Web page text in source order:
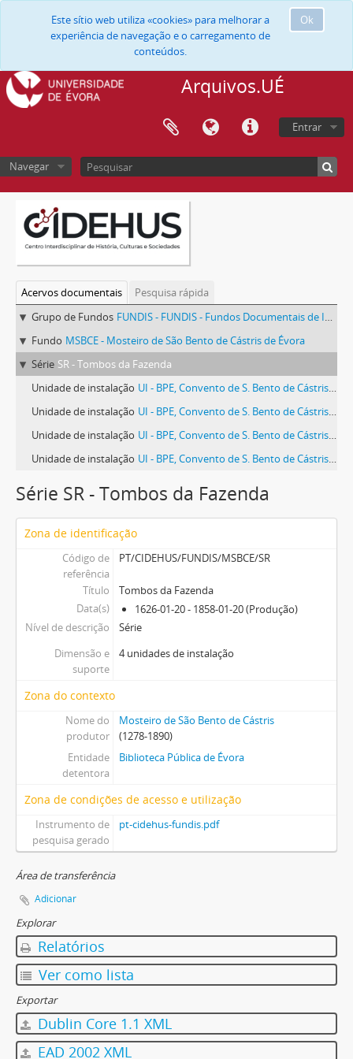
Ok
Este sítio web utiliza «cookies» para melhorar a
experiência de navegação e o carregamento de
conteúdos.
Arquivos.UÉ
Entrar
Navegar
Acervos documentais
Pesquisa rápida
Grupo de Fundos FUNDIS - FUNDIS - Fundos Documentais de Instituições do Sul
Fundo MSBCE - Mosteiro de São Bento de Cástris de Évora
Série SR - Tombos da Fazenda
Unidade de instalação UI - BPE, Convento de S. Bento de Cástris, lv. 1
Unidade de instalação UI - BPE, Convento de S. Bento de Cástris, lv. 27
Unidade de instalação UI - BPE, Convento de S. Bento de Cástris, lv. 5
Unidade de instalação UI - BPE, Convento de S. Bento de Cástris, lv. 9
Série SR - Tombos da Fazenda
Zona de identificação
Código de
referência
PT/CIDEHUS/FUNDIS/MSBCE/SR
Título
Tombos da Fazenda
Data(s)
1626-01-20 - 1858-01-20 (Produção)
Nível de descrição
Série
Dimensão e
suporte
4 unidades de instalação
Zona do contexto
Nome do
produtor
Mosteiro de São Bento de Cástris
(1278-1890)
Entidade
detentora
Biblioteca Pública de Évora
Zona de condições de acesso e utilização
Instrumento de
pesquisa gerado
pt-cidehus-fundis.pdf
Área de transferência
Adicionar
Explorar
Relatórios
Ver como lista
Exportar
Dublin Core 1.1 XML
EAD 2002 XML